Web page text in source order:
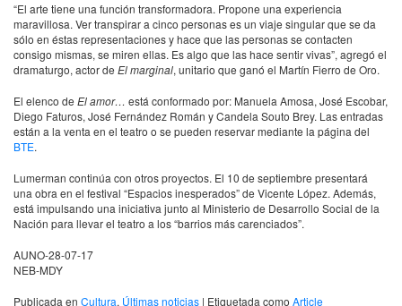
“El arte tiene una función transformadora. Propone una experiencia
maravillosa. Ver transpirar a cinco personas es un viaje singular que se da
sólo en éstas representaciones y hace que las personas se contacten
consigo mismas, se miren ellas. Es algo que las hace sentir vivas”, agregó el
dramaturgo, actor de El marginal, unitario que ganó el Martín Fierro de Oro.
El elenco de El amor… está conformado por: Manuela Amosa, José Escobar,
Diego Faturos, José Fernández Román y Candela Souto Brey. Las entradas
están a la venta en el teatro o se pueden reservar mediante la página del
BTE.
Lumerman continúa con otros proyectos. El 10 de septiembre presentará
una obra en el festival “Espacios inesperados” de Vicente López. Además,
está impulsando una iniciativa junto al Ministerio de Desarrollo Social de la
Nación para llevar el teatro a los “barrios más carenciados”.
AUNO-28-07-17
NEB-MDY
Publicada en Cultura, Últimas noticias | Etiquetada como Article